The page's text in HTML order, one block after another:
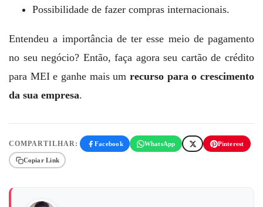
Possibilidade de fazer compras internacionais.
Entendeu a importância de ter esse meio de pagamento
no seu negócio? Então, faça agora seu cartão de crédito
para MEI e ganhe mais um recurso para o crescimento
da sua empresa.
COMPARTILHAR: Facebook WhatsApp Pinterest
Copiar Link